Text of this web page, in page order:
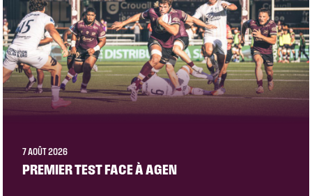
7 AOÛT 2026
PREMIER TEST FACE À AGEN